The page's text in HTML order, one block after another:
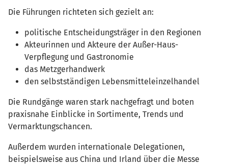
Die Führungen richteten sich gezielt an:
politische Entscheidungsträger in den Regionen
Akteurinnen und Akteure der Außer-Haus-
Verpflegung und Gastronomie
das Metzgerhandwerk
den selbstständigen Lebensmitteleinzelhandel
Die Rundgänge waren stark nachgefragt und boten
praxisnahe Einblicke in Sortimente, Trends und
Vermarktungschancen.
Außerdem wurden internationale Delegationen,
beispielsweise aus China und Irland über die Messe